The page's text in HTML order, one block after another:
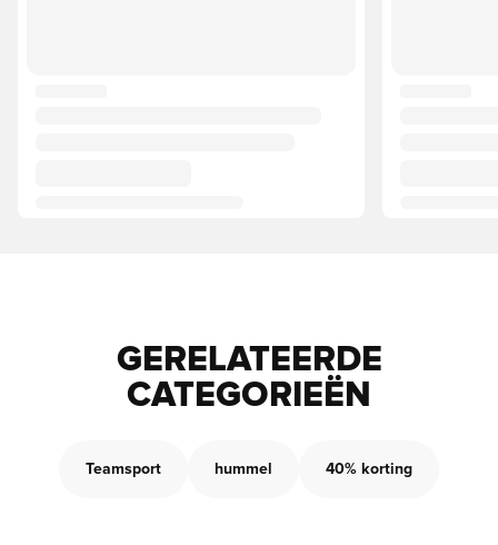
GERELATEERDE
CATEGORIEËN
Teamsport hummel 40% korting